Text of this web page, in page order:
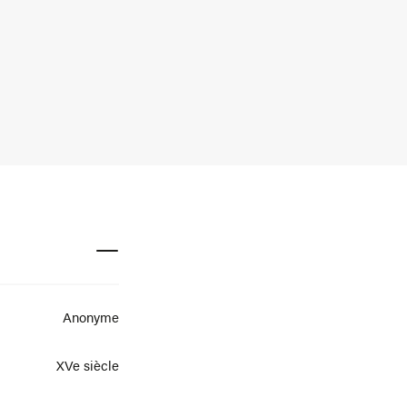
Anonyme
XVe siècle